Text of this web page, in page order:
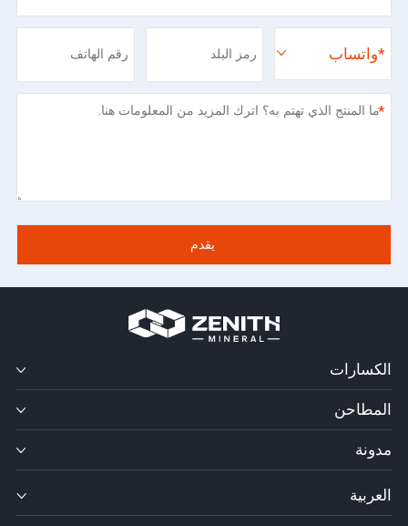
*واتساب
*
الكسارات
المطاحن
مدونة
العربية